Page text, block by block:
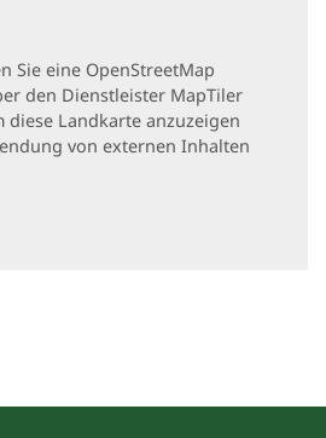
Sie eine OpenStreetMap
den Dienstleister MapTiler
Landkarte anzuzeigen
von externen Inhalten